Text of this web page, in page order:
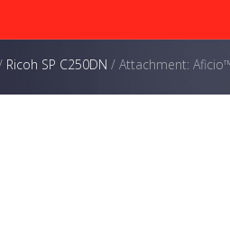
Ricoh SP C250DN / Attachment: